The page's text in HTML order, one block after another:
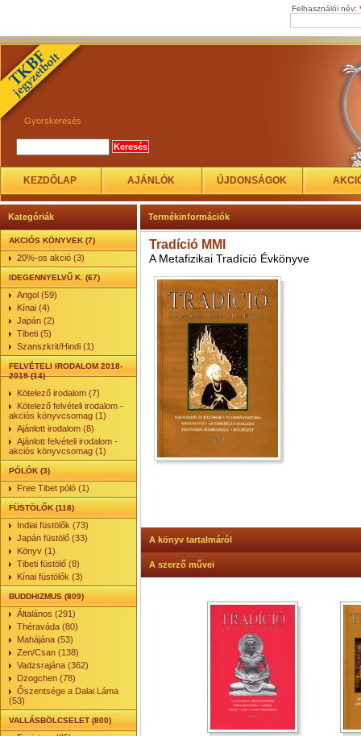
Felhasználói név:
Gyorskeresés
KEZDŐLAP AJÁNLÓK ÚJDONSÁGOK
Kategóriák
AKCIÓS KÖNYVEK (7)
20%-os akció (3)
IDEGENNYELVŰ K. (67)
Angol (59)
Kínai (4)
Japán (2)
Tibeti (5)
Szanszkrit/Hindi (1)
FELVÉTELI IRODALOM 2018-
2019 (14)
Kötelező irodalom (7)
Kötelező felvételi irodalom -
akciós könyvcsomag (1)
Ajánlott irodalom (8)
Ajánlott felvételi irodalom -
akciós könyvcsomag (1)
PÓLÓK (3)
Free Tibet póló (1)
FÜSTÖLŐK (118)
Indiai füstölők (73)
Japán füstölő (33)
Könyv (1)
Tibeti füstölő (8)
Kínai füstölők (3)
BUDDHIZMUS (809)
Általános (291)
Théraváda (80)
Mahájána (53)
Zen/Csan (138)
Vadzsrajána (362)
Dzogchen (78)
Őszentsége a Dalai Láma
(53)
VALLÁSBÖLCSELET (800)
Termékinformációk
Tradíció MMI
A Metafizikai Tradíció Évkönyve
A könyv tartalmáról
A szerző művei